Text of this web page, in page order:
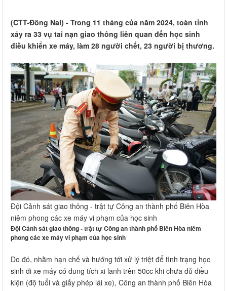
(CTT-Đồng Nai) - Trong 11 tháng của năm 2024, toàn tỉnh
xảy ra 33 vụ tai nạn giao thông liên quan đến học sinh
điều khiển xe máy, làm 28 người chết, 23 người bị thương.
Đội Cảnh sát giao thông - trật tự Công an thành phố Biên Hòa
niêm phong các xe máy vi phạm của học sinh
Đội Cảnh sát giao thông - trật tự Công an thành phố Biên Hòa niêm
phong các xe máy vi phạm của học sinh
Do đó, nhằm hạn chế và hướng tới xử lý triệt để tình trạng học
sinh đi xe máy có dung tích xi lanh trên 50cc khi chưa đủ điều
kiện (độ tuổi và giấy phép lái xe), Công an thành phố Biên Hòa